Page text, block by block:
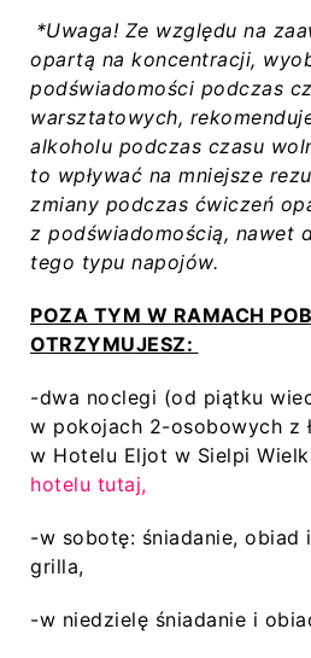
*Uwaga! Ze względu na
opartą na koncentracji,
podświadomości podczas
warsztatowych,
alkoholu podczas czasu
to wpływać na mniejsze
zmiany podczas ćwiczeń
z podświadomością, nawet
tego typu napojów.
POZA TYM W RAMACH
OTRZYMUJESZ:
-dwa noclegi (od piątku
w pokojach 2-osobowych z
w Hotelu Eljot w Sielpi
hotelu tutaj,
-w sobotę: śniadanie, obiad
grilla,
-w niedzielę śniadanie i